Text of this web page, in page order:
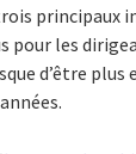
principaux
pour les
d’être plus